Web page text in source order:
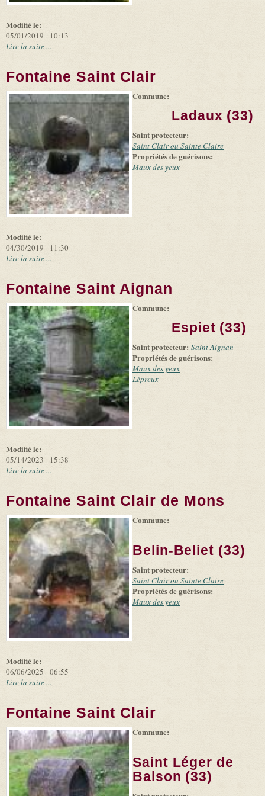
Modifié le:
05/01/2019 - 10:13
Lire la suite ...
Fontaine Saint Clair
Leaflet (link is
|
Tiles
(link is
external)
©
Microsoft
and
suppliers
Modifié le:
04/30/2019 - 11:30
Commune:
Ladaux (33)
Saint protecteur:
Saint Clair ou Sainte Claire
Propriétés de guérisons:
Maux des yeux
Lire la suite ...
Fontaine Saint Aignan
Leaflet (link is
|
Tiles
(link is
external)
©
Microsoft
and
suppliers
Modifié le:
05/14/2023 - 15:38
Commune:
Espiet (33)
Saint protecteur: Saint Aignan
Propriétés de guérisons:
Maux des yeux
Lépreux
Lire la suite ...
Fontaine Saint Clair de Mons
-
Leaflet (link is
|
Tiles
(link is
external)
©
Microsoft
and
suppliers
Modifié le:
06/06/2025 - 06:55
Commune:
Belin-Beliet (33)
Saint protecteur:
Saint Clair ou Sainte Claire
Propriétés de guérisons:
Maux des yeux
Lire la suite ...
Fontaine Saint Clair
-
Leaflet (link is
|
Tiles
(link is
external)
©
Microsoft
and
suppliers
Commune:
Saint Léger de
Balson (33)